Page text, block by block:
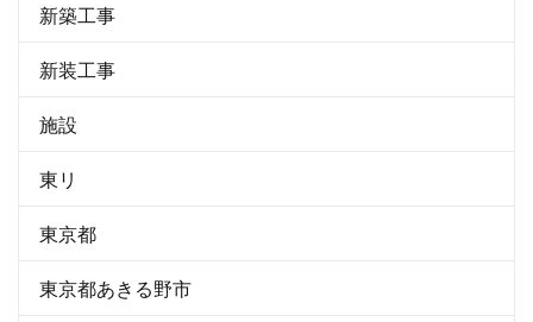
新築工事
新装工事
施設
東リ
東京都
東京都あきる野市